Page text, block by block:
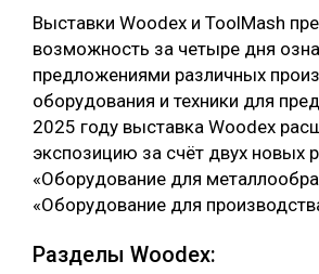
Выставки Woodex и ToolMash
возможность за четыре дня
предложениями различных
оборудования и техники для
2025 году выставка Woodex
экспозицию за счёт двух новых
«Оборудование для
«Оборудование для
Разделы Woodex: